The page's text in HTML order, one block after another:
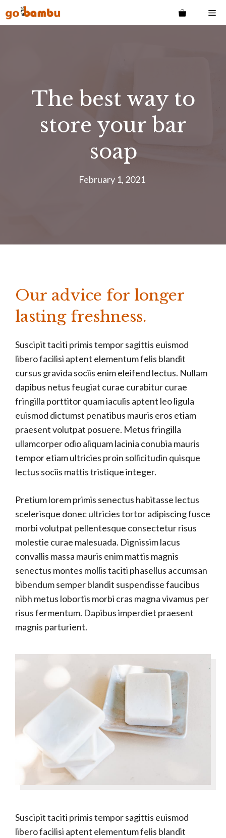
to
The best way to
store your bar
soap
February 1, 2021
Our advice for longer
lasting freshness.
Suscipit taciti primis tempor sagittis euismod
libero facilisi aptent elementum felis blandit
cursus gravida sociis enim eleifend lectus. Nullam
dapibus netus feugiat curae curabitur curae
fringilla porttitor quam iaculis aptent leo ligula
euismod dictumst penatibus mauris eros etiam
praesent volutpat posuere. Metus fringilla
ullamcorper odio aliquam lacinia conubia mauris
tempor etiam ultricies proin sollicitudin quisque
lectus sociis mattis tristique integer.
Pretium lorem primis senectus habitasse lectus
scelerisque donec ultricies tortor adipiscing fusce
morbi volutpat pellentesque consectetur risus
molestie curae malesuada. Dignissim lacus
convallis massa mauris enim mattis magnis
senectus montes mollis taciti phasellus accumsan
bibendum semper blandit suspendisse faucibus
nibh metus lobortis morbi cras magna vivamus per
risus fermentum. Dapibus imperdiet praesent
magnis parturient.
Suscipit taciti primis tempor sagittis euismod
libero facilisi aptent elementum felis blandit